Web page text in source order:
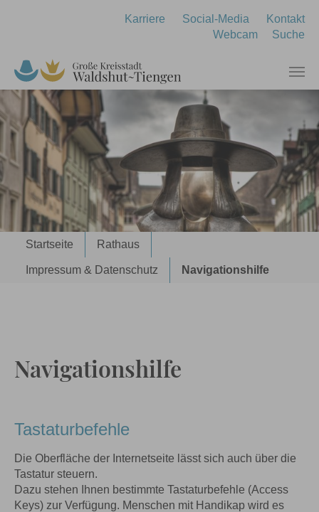
Karriere
Social-Media
Kontakt
Webcam
Suche
Sie sind hier:
Startseite Rathaus
Impressum & Datenschutz Navigationshilfe
Navigationshilfe
Tastaturbefehle
Die Oberfläche der Internetseite lässt sich auch über die
Tastatur steuern.
Dazu stehen Ihnen bestimmte Tastaturbefehle (Access
Keys) zur Verfügung. Menschen mit Handikap wird es